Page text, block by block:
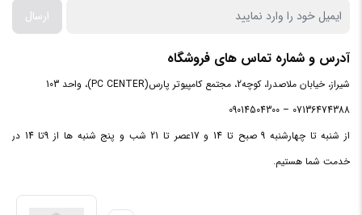
پردازنده
مرکزی
Core i3 | 1005G1
فرکانس
پردازنده
ارسال
آدرس و شماره تماس های فروشگاه
شیراز، خیابان ملاصدرا، کوچه2، مجتمع کامپیوتر پارس(PC CENTER)، واحد 103
07136474388 – 09014504300
از شنبه تا چهارشنبه 9 صبح تا 14 و 17عصر تا 21 شب و پنج شنبه ها از 9تا 14 در
خدمت شما هستیم.